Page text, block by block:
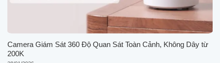
Camera Giám Sát 360 Độ Quan Sát Toàn Cảnh, Không Dây từ
200K